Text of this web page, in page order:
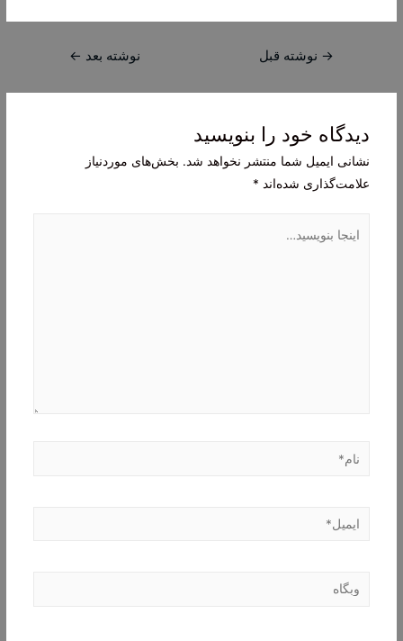
راهبری
→ نوشته قبل نوشته بعد ←
دیدگاه‌ خود را بنویسید
نشانی ایمیل شما منتشر نخواهد شد. بخش‌های موردنیاز
علامت‌گذاری شده‌اند *
بنویسید…
نام*
ایمیل*
وبگاه